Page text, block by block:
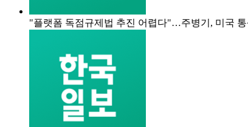
"플랫폼 독점규제법 추진 어렵다"…주병기, 미국 통